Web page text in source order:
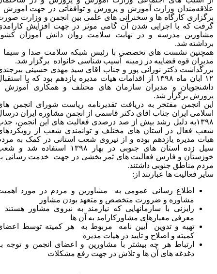
وزارت آموزش و پرورش و توافقاتی در جهت اموزش و
کارگاه ها و سخنرانی های علمی بین انجمن و وزارت صورت
که با اجرایی شدن آن گامی موثر در جهت افزایش کارامدی
مدرسه و در نهایت سلامت روان دانش آموزان کشور
شد.
نشست های تخصصی با رئیس شبکه سلامت صدا و سیما و
قوه قضاییه در زمینه آسیب شناسی خانواده برگزار شد.
دکتر نورانی پور و جناب اقای سید مهدی حسینی بیرجندی
۱۲ ابان ماه ۱۳۹۸ از اقدامات هیات مدیره یازدهم بود که با استقبال
و مدیران سازمان های مختلف و همکاری آموزش و
برگزار شد.
انجمن مفتخر به دریافت تقدیرنامه ریاست شورای انجمن های
ایران جناب اقای دکتر قاسمی از انجمن مشاوره ایران درسال
رشد بیش از صد درصدی فعالیت های این انجمن،
جذب
فعال در استان های مختلف و توانمندی شعب از رویکردهای
مدیره یازدهم بوده و از نیروی شعب استانی در کمک به مردم
سیل زده استان های جنوبی در بهار ۱۳۹۸ استفاده شد و شعب
و فارس فعالیت های ثمر بخشی در جهت خدمت رسانی به
مناطق جنوبی داشتند.
فعالیت ها عبارتند از:
اطلاع رسانی عمومی به مشاورین و مردم در مورد اهمیت
مشاوره و ضرورت متخصص و متعهد بودن مشاور
رایزنی با سازمانهایی که نیازمند به نیروی مشاور هستند و
معرفی معیارهای مشاورکارامد به آن ها
تهیه و تدوین آیین نامه مربوط به هر کمیته توسط اعضای
کمیته و اصلاح و تایید در هیات مدیره
ارتباط هر چه بیشتر با مشاورین و اعضای انجمن و توجه به
دغدغه هایآن ها و تلاش در جهت رفع مشکلات